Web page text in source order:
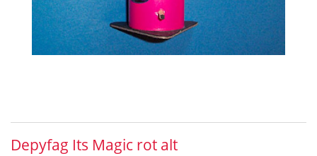
Depyfag Its Magic rot alt